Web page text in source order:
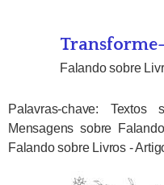
Falando sobre
Palavras-chave:
Mensagens sobre
Falando sobre Livros -